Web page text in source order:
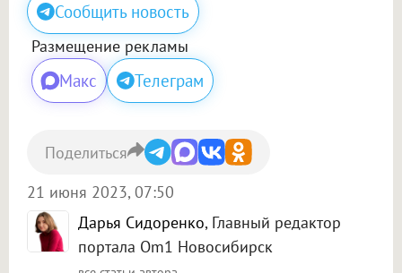
Сообщить новость
Размещение рекламы
Макс Телеграм
Дарья Сидоренко, Главный редактор
портала Om1 Новосибирск
21 июня 2023, 07:50
Поделиться